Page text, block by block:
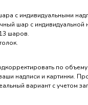
с индивидуальными
шар с индивидуальной
шаров.
по объему
надписи и картинки.
вариант с учетом